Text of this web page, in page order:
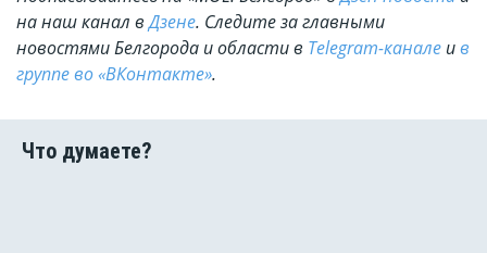
на наш канал вДзене. Cледите за главными
новостями Белгорода и области в Telegram-канале ив
группе во «ВКонтакте».